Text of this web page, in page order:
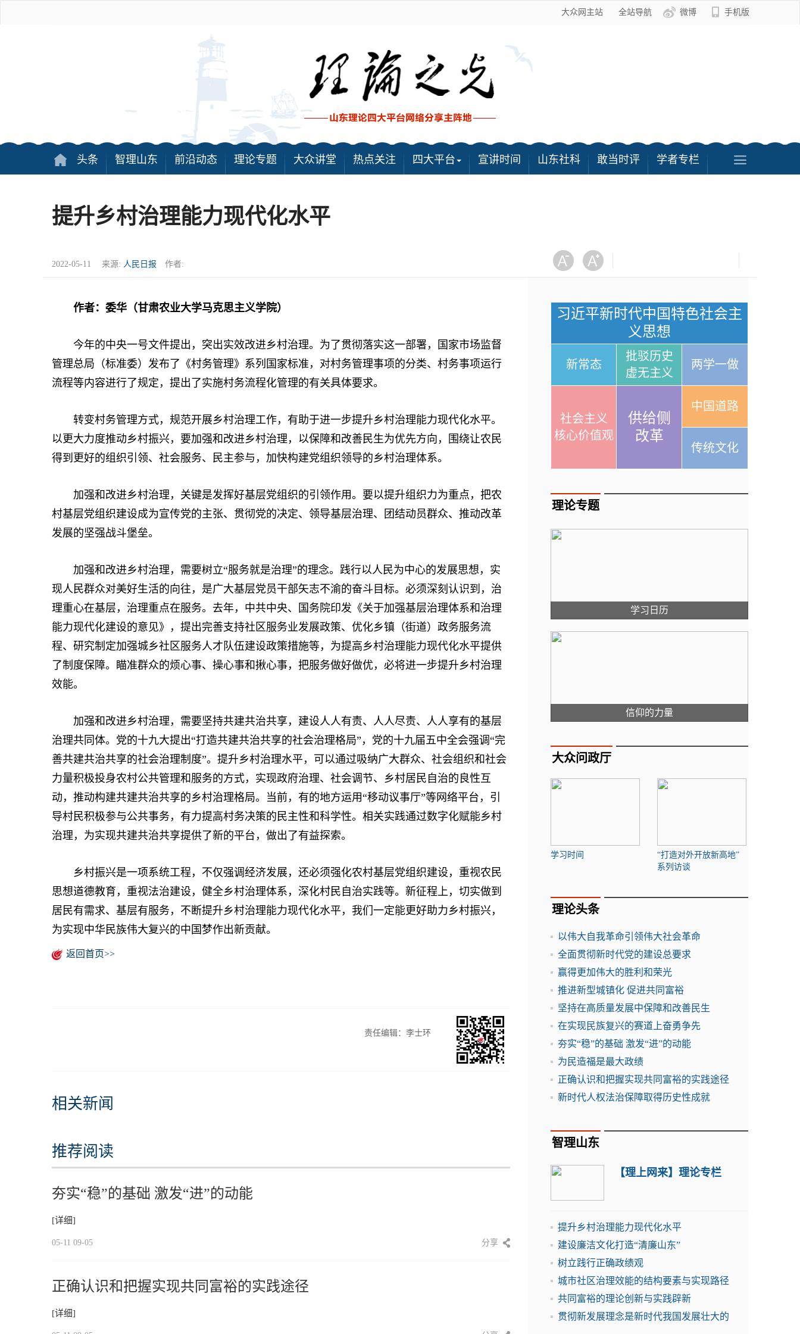
大众网主站 全站导航 微博 手机版
头条 智理山东 前沿动态 理论专题 大众讲堂 热点关注 四大平台 宣讲时间 山东社科 敢当时评 学者专栏
提升乡村治理能力现代化水平
2022-05-11 来源: 人民日报 作者:
作者：委华（甘肃农业大学马克思主义学院）
今年的中央一号文件提出，突出实效改进乡村治理。为了贯彻落实这一部署，国家市场监督
管理总局（标准委）发布了《村务管理》系列国家标准，对村务管理事项的分类、村务事项运行
流程等内容进行了规定，提出了实施村务流程化管理的有关具体要求。
转变村务管理方式，规范开展乡村治理工作，有助于进一步提升乡村治理能力现代化水平。
以更大力度推动乡村振兴，要加强和改进乡村治理，以保障和改善民生为优先方向，围绕让农民
得到更好的组织引领、社会服务、民主参与，加快构建党组织领导的乡村治理体系。
加强和改进乡村治理，关键是发挥好基层党组织的引领作用。要以提升组织力为重点，把农
村基层党组织建设成为宣传党的主张、贯彻党的决定、领导基层治理、团结动员群众、推动改革
发展的坚强战斗堡垒。
加强和改进乡村治理，需要树立“服务就是治理”的理念。践行以人民为中心的发展思想，实
现人民群众对美好生活的向往，是广大基层党员干部矢志不渝的奋斗目标。必须深刻认识到，治
理重心在基层，治理重点在服务。去年，中共中央、国务院印发《关于加强基层治理体系和治理
能力现代化建设的意见》，提出完善支持社区服务业发展政策、优化乡镇（街道）政务服务流
程、研究制定加强城乡社区服务人才队伍建设政策措施等，为提高乡村治理能力现代化水平提供
了制度保障。瞄准群众的烦心事、操心事和揪心事，把服务做好做优，必将进一步提升乡村治理
效能。
加强和改进乡村治理，需要坚持共建共治共享，建设人人有责、人人尽责、人人享有的基层
治理共同体。党的十九大提出“打造共建共治共享的社会治理格局”，党的十九届五中全会强调“完
善共建共治共享的社会治理制度”。提升乡村治理水平，可以通过吸纳广大群众、社会组织和社会
力量积极投身农村公共管理和服务的方式，实现政府治理、社会调节、乡村居民自治的良性互
动，推动构建共建共治共享的乡村治理格局。当前，有的地方运用“移动议事厅”等网络平台，引
导村民积极参与公共事务，有力提高村务决策的民主性和科学性。相关实践通过数字化赋能乡村
治理，为实现共建共治共享提供了新的平台，做出了有益探索。
乡村振兴是一项系统工程，不仅强调经济发展，还必须强化农村基层党组织建设，重视农民
思想道德教育，重视法治建设，健全乡村治理体系，深化村民自治实践等。新征程上，切实做到
居民有需求、基层有服务，不断提升乡村治理能力现代化水平，我们一定能更好助力乡村振兴，
为实现中华民族伟大复兴的中国梦作出新贡献。
返回首页>>
责任编辑：李士环
相关新闻
推荐阅读
夯实“稳”的基础 激发“进”的动能
[详细]
05-11 09-05 分享
正确认识和把握实现共同富裕的实践途径
[详细]
习近平新时代中国特色社会主
义思想
新常态
批驳历史
虚无主义
两学一做
社会主义
核心价值观
供给侧
改革
中国道路
传统文化
理论专题
学习日历
信仰的力量
大众问政厅
学习时间
“打造对外开放新高地”
系列访谈
理论头条
以伟大自我革命引领伟大社会革命
全面贯彻新时代党的建设总要求
赢得更加伟大的胜利和荣光
推进新型城镇化 促进共同富裕
坚持在高质量发展中保障和改善民生
在实现民族复兴的赛道上奋勇争先
夯实“稳”的基础 激发“进”的动能
为民造福是最大政绩
正确认识和把握实现共同富裕的实践途径
新时代人权法治保障取得历史性成就
智理山东
【理上网来】理论专栏
提升乡村治理能力现代化水平
建设廉洁文化打造“清廉山东”
树立践行正确政绩观
城市社区治理效能的结构要素与实现路径
共同富裕的理论创新与实践辟新
贯彻新发展理念是新时代我国发展壮大的